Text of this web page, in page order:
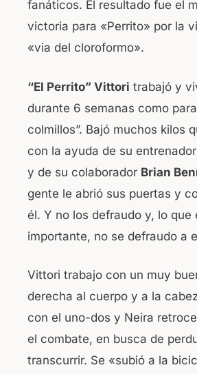
fanáticos. El resultado fue el
victoria para «Perrito» por la
«via del cloroformo».
“El Perrito” Vittori trabajó y
durante 6 semanas como
colmillos”. Bajó muchos kilos
con la ayuda de su entrenador
y de su colaborador Brian
gente le abrió sus puertas y
él. Y no los defraudo y, lo que
importante, no se defraudo a
Vittori trabajo con un muy
derecha al cuerpo y a la
con el uno-dos y Neira
el combate, en busca de
transcurrir. Se «subió a la